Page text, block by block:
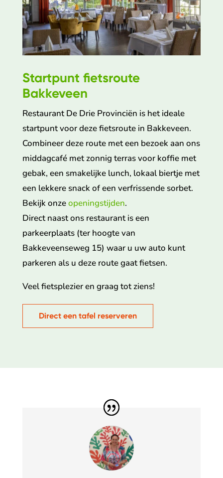
Startpunt fietsroute
Bakkeveen
Restaurant De Drie Provinciën is het ideale
startpunt voor deze fietsroute in Bakkeveen.
Combineer deze route met een bezoek aan ons
middagcafé met zonnig terras voor koffie met
gebak, een smakelijke lunch, lokaal biertje met
een lekkere snack of een verfrissende sorbet.
Bekijk onzeopeningstijden.
Direct naast ons restaurant is een
parkeerplaats (ter hoogte van
Bakkeveenseweg 15) waar u uw auto kunt
parkeren als u deze route gaat fietsen.
Veel fietsplezier en graag tot ziens!
Direct een tafel reserveren